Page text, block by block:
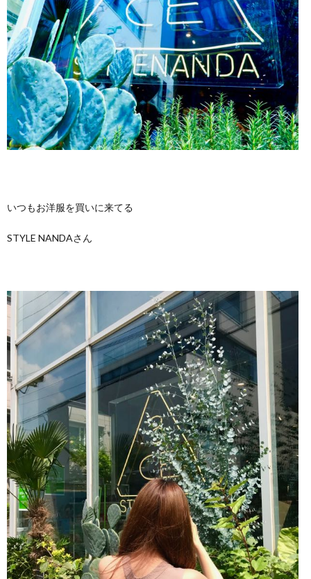
いつもお洋服を買いに来てる
STYLE NANDAさん